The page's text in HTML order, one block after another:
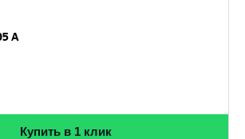
A
Купить в 1 клик